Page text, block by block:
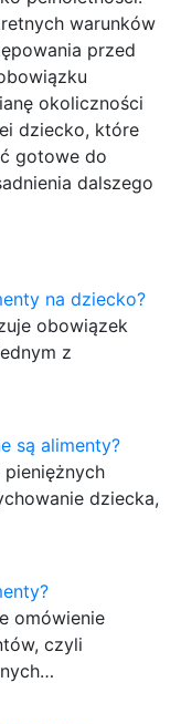
warunków
przed
okoliczności
dziecko, które
gotowe do
dalszego
na dziecko?
obowiązek
z
są alimenty?
dziecka,
omówienie
czyli